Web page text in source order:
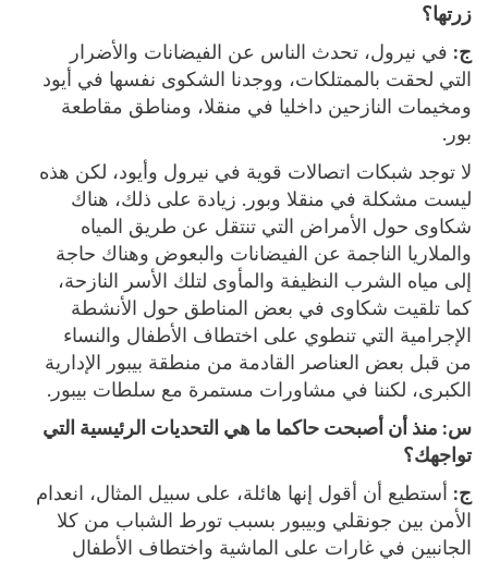
زرتها؟
ج: في نيرول، تحدث الناس عن الفيضانات والأضرار
التي لحقت بالممتلكات، ووجدنا الشكوى نفسها في أيود
ومخيمات النازحين داخليا في منقلا، ومناطق مقاطعة
بور.
لا توجد شبكات اتصالات قوية في نيرول وأيود، لكن هذه
ليست مشكلة في منقلا وبور. زيادة على ذلك، هناك
شكاوى حول الأمراض التي تنتقل عن طريق المياه
والملاريا الناجمة عن الفيضانات والبعوض وهناك حاجة
إلى مياه الشرب النظيفة والمأوى لتلك الأسر النازحة،
كما تلقيت شكاوى في بعض المناطق حول الأنشطة
الإجرامية التي تنطوي على اختطاف الأطفال والنساء
من قبل بعض العناصر القادمة من منطقة بيبور الإدارية
الكبرى، لكننا في مشاورات مستمرة مع سلطات بيبور.
س: منذ أن أصبحت حاكما ما هي التحديات الرئيسية التي
تواجهك؟
ج:
أستطيع أن أقول إنها هائلة، على سبيل المثال، انعدام
الأمن بين جونقلي وبيبور بسبب تورط الشباب من كلا
الجانبين في غارات على الماشية واختطاف الأطفال